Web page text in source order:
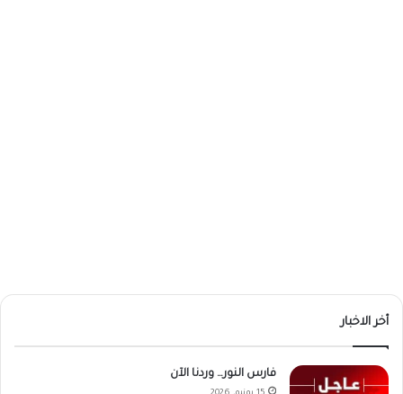
أخر الاخبار
فارس النور… وردنا الآن